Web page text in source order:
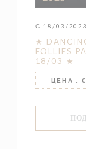
С 18/03/
★
FOLLIES
18/03 ★
ЦЕНА :